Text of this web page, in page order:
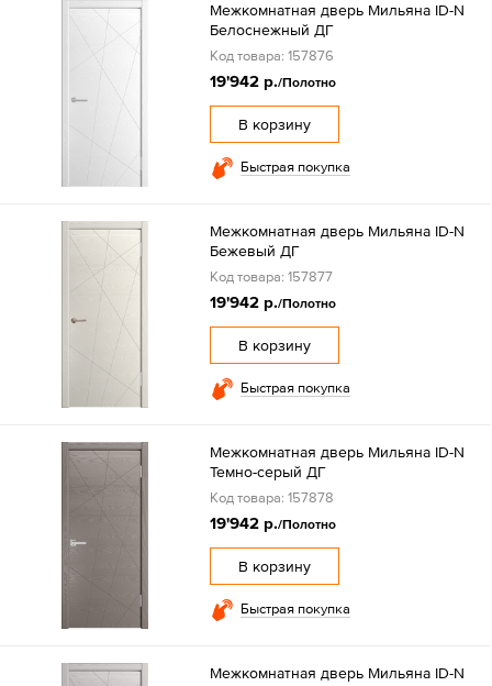
Межкомнатная дверь Мильяна ID-N
Белоснежный ДГ
Код товара: 157876
19'942 р./Полотно
В корзину
Быстрая покупка
Межкомнатная дверь Мильяна ID-N
Бежевый ДГ
Код товара: 157877
19'942 р./Полотно
В корзину
Быстрая покупка
Межкомнатная дверь Мильяна ID-N
Темно-серый ДГ
Код товара: 157878
19'942 р./Полотно
В корзину
Быстрая покупка
Межкомнатная дверь Мильяна ID-N